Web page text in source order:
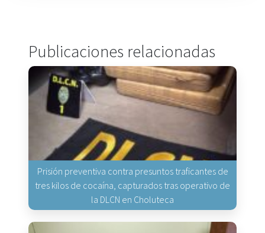
Publicaciones relacionadas
Prisión preventiva contra presuntos traficantes de
tres kilos de cocaína, capturados tras operativo de
la DLCN en Choluteca